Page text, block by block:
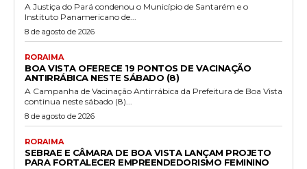
A Justiça do Pará condenou o Município de Santarém e o
Instituto Panamericano de...
8 de agosto de 2026
RORAIMA
BOA VISTA OFERECE 19 PONTOS DE VACINAÇÃO
ANTIRRÁBICA NESTE SÁBADO (8)
A Campanha de Vacinação Antirrábica da Prefeitura de Boa Vista
continua neste sábado (8)...
8 de agosto de 2026
RORAIMA
SEBRAE E CÂMARA DE BOA VISTA LANÇAM PROJETO
PARA FORTALECER EMPREENDEDORISMO FEMININO